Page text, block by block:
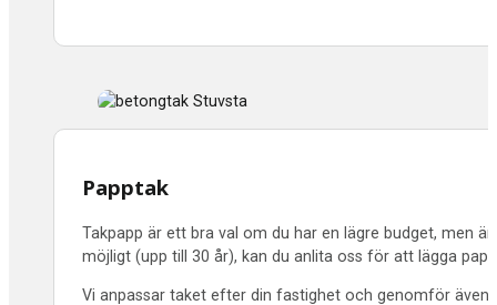
Papptak
Takpapp är ett bra val om du har en lägre budget, men
möjligt (upp till 30 år), kan du anlita oss för att lägga
Vi anpassar taket efter din fastighet och genomför